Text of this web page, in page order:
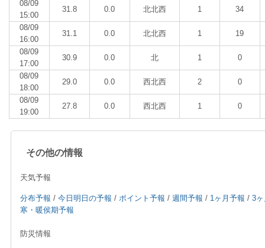
08/09
15:00
31.8 0.0 北北西 1 34
08/09
16:00
31.1 0.0 北北西 1 19
08/09
17:00
30.9 0.0 北 1 0
08/09
18:00
29.0 0.0 西北西 2 0
08/09
19:00
27.8 0.0 西北西 1 0
その他の情報
天気予報
分布予報 / 今日明日の予報 / ポイント予報 / 週間予報 / 1ヶ月予報 / 3
寒・暖侯期予報
防災情報